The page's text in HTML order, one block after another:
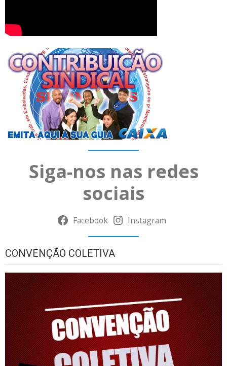
Siga-nos nas redes
sociais
Facebook Instagram
CONVENÇÃO COLETIVA